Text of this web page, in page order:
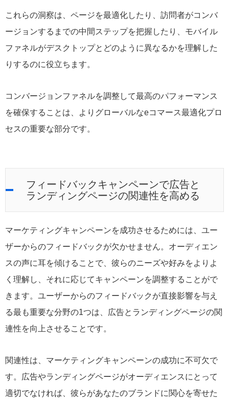
これらの洞察は、ページを最適化したり、訪問者がコンバ
ージョンするまでの中間ステップを把握したり、モバイル
ファネルがデスクトップとどのように異なるかを理解した
りするのに役立ちます。
コンバージョンファネルを調整して最高のパフォーマンス
を確保することは、よりグローバルなeコマース最適化プロ
セスの重要な部分です。
フィードバックキャンペーンで広告と
ランディングページの関連性を高める
マーケティングキャンペーンを成功させるためには、ユー
ザーからのフィードバックが欠かせません。オーディエン
スの声に耳を傾けることで、彼らのニーズや好みをよりよ
く理解し、それに応じてキャンペーンを調整することがで
きます。ユーザーからのフィードバックが直接影響を与え
る最も重要な分野の1つは、広告とランディングページの関
連性を向上させることです。
関連性は、マーケティングキャンペーンの成功に不可欠で
す。広告やランディングページがオーディエンスにとって
適切でなければ、彼らがあなたのブランドに関心を寄せた